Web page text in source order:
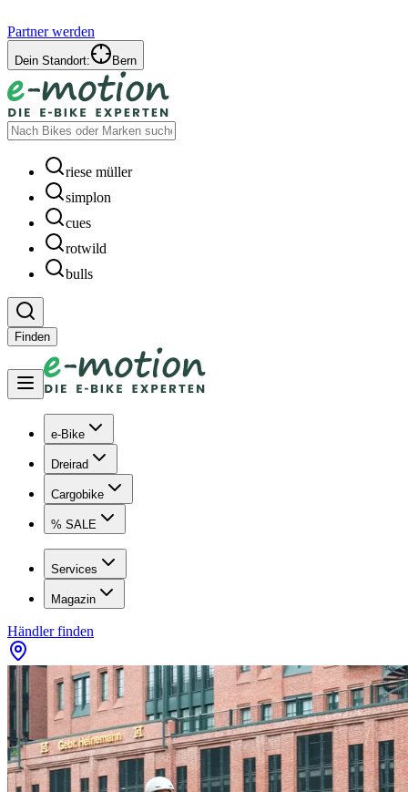
Partner werden
Dein Standort: Bern
riese müller
simplon
cues
rotwild
bulls
Finden
e-Bike
Dreirad
Cargobike
% SALE
Services
Magazin
Händler finden